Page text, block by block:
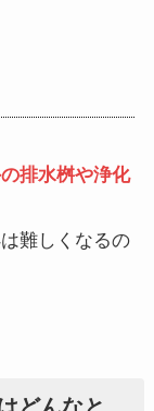
排水桝や浄化
難しくなるの